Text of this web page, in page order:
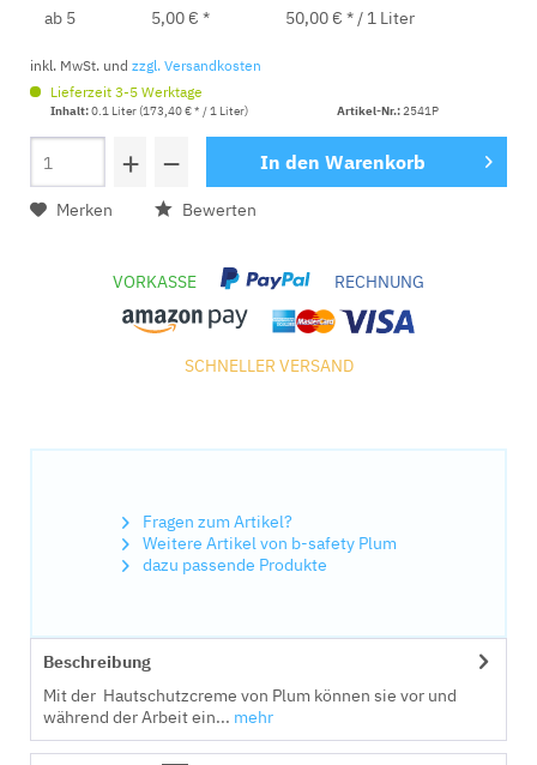
ab 5 5,00 € * 50,00 € * / 1 Liter
inkl. MwSt. und zzgl. Versandkosten
Lieferzeit 3-5 Werktage
Inhalt:0.1 Liter (173,40 € * / 1 Liter) Artikel-Nr.:2541P
+ − In den Warenkorb
Merken Bewerten
VORKASSE RECHNUNG
SCHNELLER VERSAND
Fragen zum Artikel?
Weitere Artikel von b-safety Plum
dazu passende Produkte
Beschreibung
Mit der Hautschutzcreme von Plum können sie vor und
während der Arbeit ein... mehr